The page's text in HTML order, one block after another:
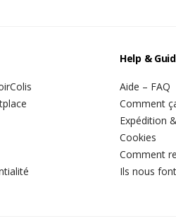
Help &
Aide – FAQ
Comment
Expédition
Cookies
Comment
Ils nous